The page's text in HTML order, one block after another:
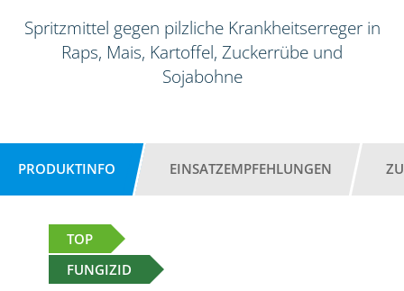
Spritzmittel gegen pilzliche Krankheitserreger in
Raps, Mais, Kartoffel, Zuckerrübe und
Sojabohne
PRODUKTINFO EINSATZEMPFEHLUNGEN
TOP
FUNGIZID